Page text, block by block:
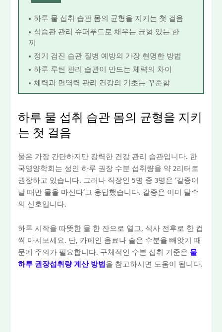
하루 물 섭취 습관 몸의 균형을 지키는 첫 걸음
식습관 관리 슈퍼푸드로 채우는 균형 있는 한
끼
정기 검진 습관 질병 예방의 가장 현명한 방법
하루 루틴 관리 습관이 만드는 체력의 차이
체력과 면역력 관리 건강의 기초는 꾸준함
하루 물 섭취 습관 몸의 균형을 지키
는 첫 걸음
물은 가장 간단하지만 강력한 건강 관리 습관입니다. 한
국영양학회는 성인 하루 권장 수분 섭취량을 약 2리터로
권장하고 있습니다. 그러나 직장인 5명 중 3명은 ‘갈증이
날 때만 물을 마신다’고 응답했습니다. 갈증은 이미 탈수
의 신호입니다.
하루 시작을 따뜻한 물 한 잔으로 열고, 식사 전후로 한 컵
씩 마셔보세요. 단, 카페인 음료나 술은 수분을 빼앗기 때
문에 주의가 필요합니다. 구체적인 수분 섭취 기준은 물
하루 권장섭취량 계산 방법을 참고하시면 도움이 됩니다.